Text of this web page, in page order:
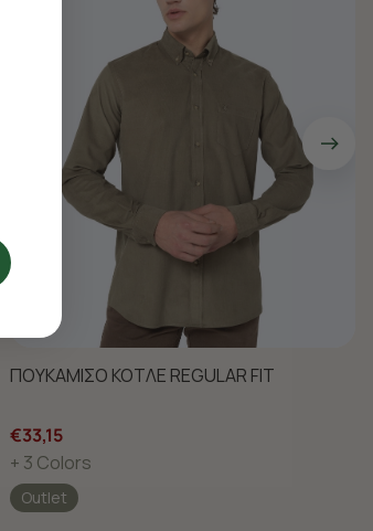
ΠΟΥΚΑΜΙΣΟ ΚΟΤΛΕ REGULAR FIT
€33,15
+ 3 Colors
Outlet